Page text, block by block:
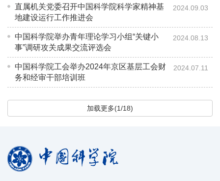
直属机关党委召开中国科学院科学家精神基
地建设运行工作推进会
2024.09.03
中国科学院举办青年理论学习小组“关键小
事”调研攻关成果交流评选会
2024.08.13
中国科学院工会举办2024年京区基层工会财
务和经审干部培训班
2024.07.11
加载更多(1/18)